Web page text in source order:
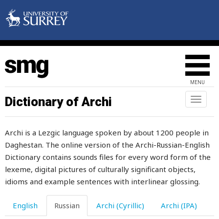
MENU
Toggle
Dictionary of Archi
Archi is a Lezgic language spoken by about 1200 people in
Daghestan. The online version of the Archi-Russian-English
Dictionary contains sounds files for every word form of the
lexeme, digital pictures of culturally significant objects,
idioms and example sentences with interlinear glossing.
English Russian Archi (Cyrillic) Archi (IPA)
натравливать
научиться
нахал
находить
национальная
национальность